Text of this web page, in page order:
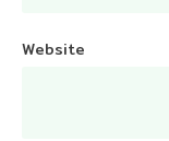
Website